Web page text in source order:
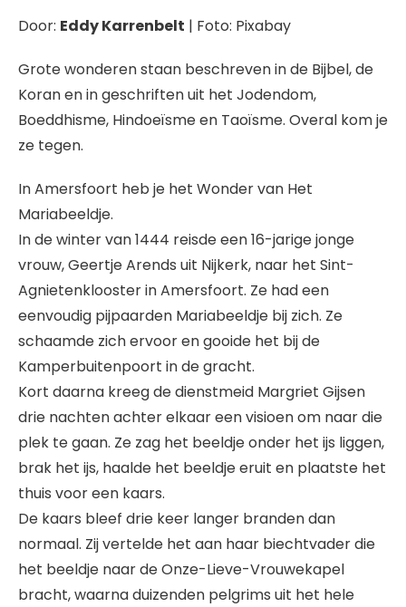
Door: Eddy Karrenbelt | Foto: Pixabay
Grote wonderen staan beschreven in de Bijbel, de
Koran en in geschriften uit het Jodendom,
Boeddhisme, Hindoeïsme en Taoïsme. Overal kom je
ze tegen.
In Amersfoort heb je het Wonder van Het
Mariabeeldje.
In de winter van 1444 reisde een 16-jarige jonge
vrouw, Geertje Arends uit Nijkerk, naar het Sint-
Agnietenklooster in Amersfoort. Ze had een
eenvoudig pijpaarden Mariabeeldje bij zich. Ze
schaamde zich ervoor en gooide het bij de
Kamperbuitenpoort in de gracht.
Kort daarna kreeg de dienstmeid Margriet Gijsen
drie nachten achter elkaar een visioen om naar die
plek te gaan. Ze zag het beeldje onder het ijs liggen,
brak het ijs, haalde het beeldje eruit en plaatste het
thuis voor een kaars.
De kaars bleef drie keer langer branden dan
normaal. Zij vertelde het aan haar biechtvader die
het beeldje naar de Onze-Lieve-Vrouwekapel
bracht, waarna duizenden pelgrims uit het hele